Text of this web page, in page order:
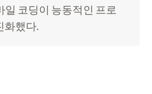
일 코딩이 능동적인 프로
화했다.